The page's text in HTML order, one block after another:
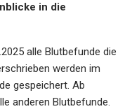
in die
alle Blutbefunde die
werden im
gespeichert. Ab
anderen Blutbefunde.